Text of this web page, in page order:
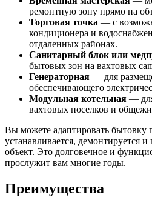
ремонтную зону прямо на
Торговая точка — с
кондиционера и
отдаленных районах.
Санитарный блок или
бытовых зон на вахтовых
Генераторная — для
обеспечивающего
Модульная котельная —
вахтовых поселков и
Вы можете адаптировать
устанавливается, демонтируется
объект. Это долговечное и
прослужит вам многие годы.
Преимущества